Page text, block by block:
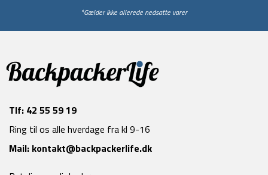
*Gælder ikke allerede nedsatte varer
Tlf: 42 55 59 19
Ring til os alle hverdage fra kl 9-16
Mail: kontakt@backpackerlife.dk